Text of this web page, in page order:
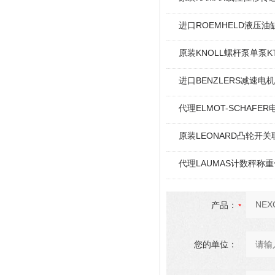
进口ROEMHELD液压油
原装KNOLL螺杆泵单泵
进口BENZLERS减速电
代理ELMOT-SCHAFER
原装LEONARD凸轮开关
代理LAUMAS计数秤称
产品：
您的单位：